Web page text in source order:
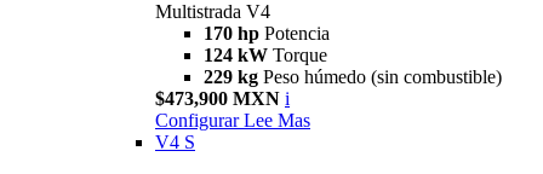
Multistrada V4
170 hp Potencia
124 kW Torque
229 kg Peso húmedo (sin combustible)
$473,900 MXN i
Configurar Lee Mas
V4 S